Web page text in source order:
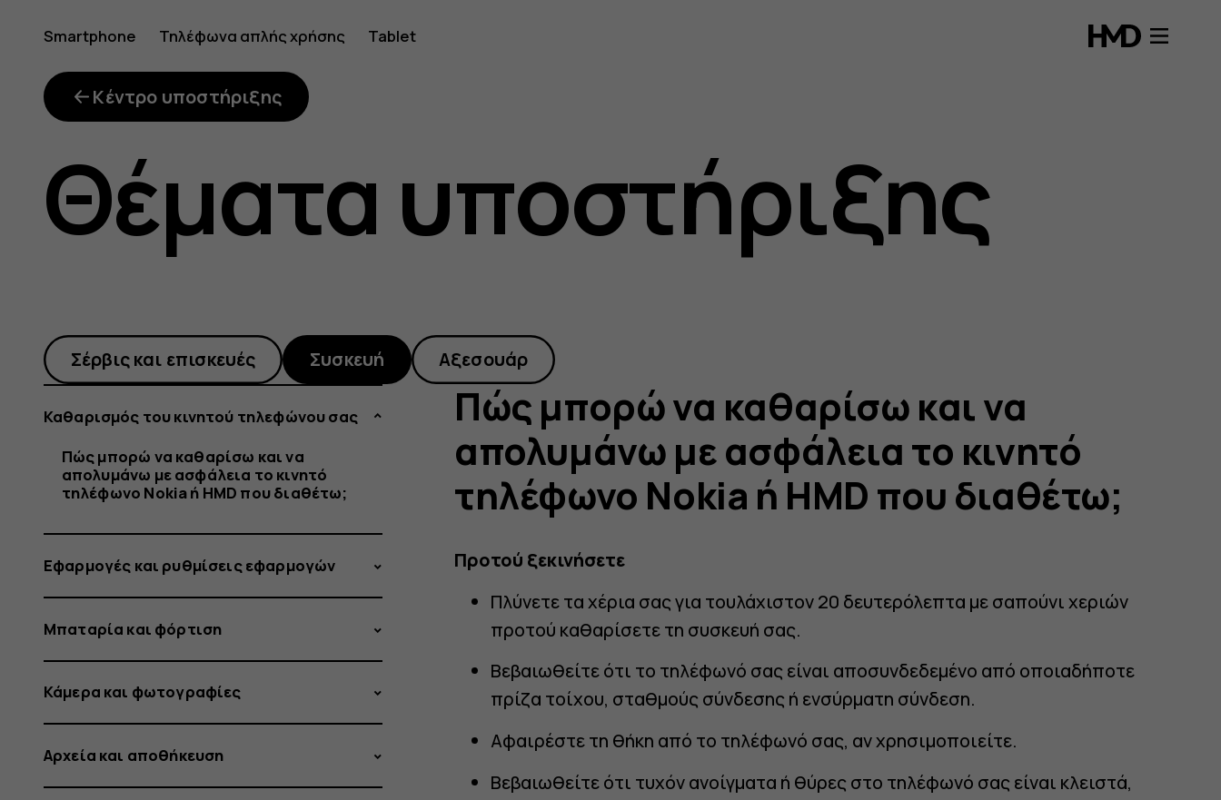
Πώς
μπορώ
να
καθαρίσω
και
να
απολυμάνω
με
Smartphone Τηλέφωνα απλής χρήσης Tablet
Κέντρο υποστήριξης
Θέματα υποστήριξης
Σέρβις και επισκευές Συσκευή Αξεσουάρ
Καθαρισμός του κινητού τηλεφώνου σας
Πώς μπορώ να καθαρίσω και να
απολυμάνω με ασφάλεια το κινητό
τηλέφωνο Nokia ή HMD που διαθέτω;
Εφαρμογές και ρυθμίσεις εφαρμογών
Μπαταρία και φόρτιση
Κάμερα και φωτογραφίες
Αρχεία και αποθήκευση
Πώς μπορώ να καθαρίσω και να
απολυμάνω με ασφάλεια το κινητό
τηλέφωνο Nokia ή HMD που διαθέτω;
Προτού ξεκινήσετε
Πλύνετε τα χέρια σας για τουλάχιστον 20 δευτερόλεπτα με σαπούνι χεριών
προτού καθαρίσετε τη συσκευή σας.
Βεβαιωθείτε ότι το τηλέφωνό σας είναι αποσυνδεδεμένο από οποιαδήποτε
πρίζα τοίχου, σταθμούς σύνδεσης ή ενσύρματη σύνδεση.
Αφαιρέστε τη θήκη από το τηλέφωνό σας, αν χρησιμοποιείτε.
Βεβαιωθείτε ότι τυχόν ανοίγματα ή θύρες στο τηλέφωνό σας είναι κλειστά,